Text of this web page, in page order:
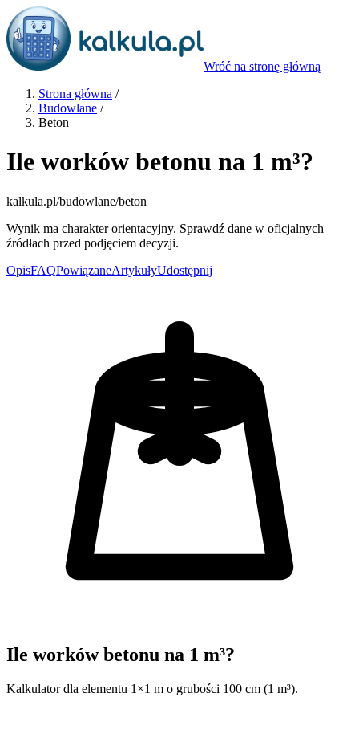
Wróć na stronę główną
Strona główna /
Budowlane /
Beton
Ile worków betonu na 1 m³?
kalkula.pl/budowlane/beton
Wynik ma charakter orientacyjny. Sprawdź dane w oficjalnych
źródłach przed podjęciem decyzji.
OpisFAQPowiązaneArtykułyUdostępnij
Ile worków betonu na 1 m³?
Kalkulator dla elementu 1×1 m o grubości 100 cm (1 m³).